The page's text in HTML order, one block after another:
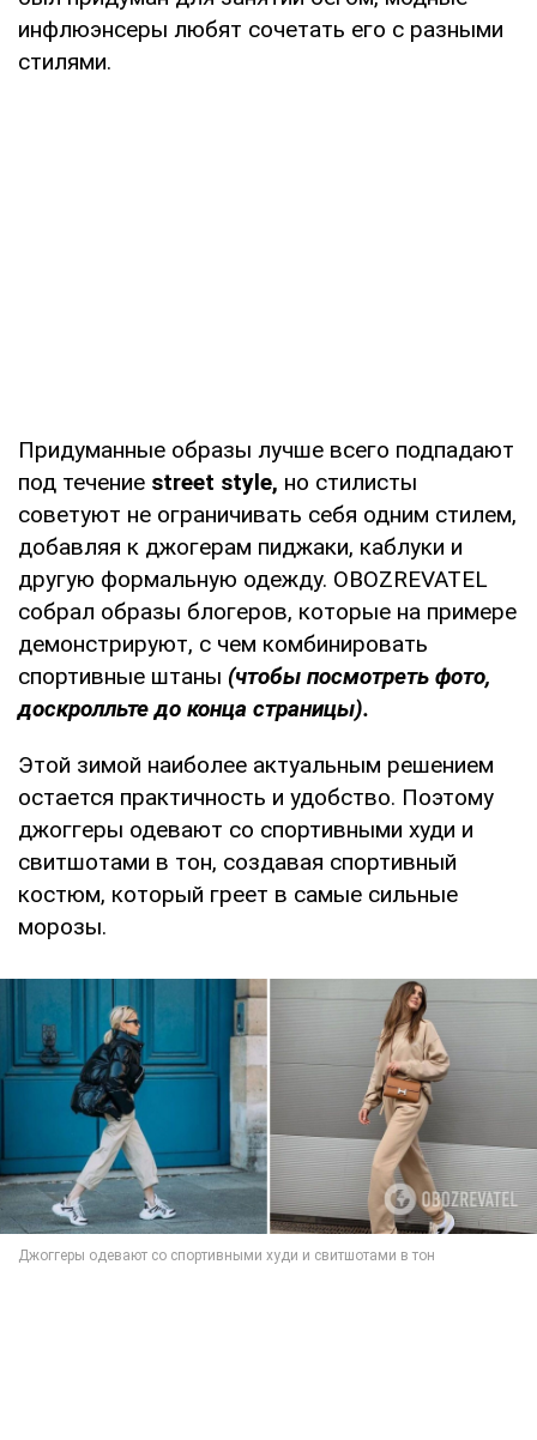
инфлюэнсеры любят сочетать его с разными
стилями.
Придуманные образы лучше всего подпадают
под течение street style, но стилисты
советуют не ограничивать себя одним стилем,
добавляя к джогерам пиджаки, каблуки и
другую формальную одежду. OBOZREVATEL
собрал образы блогеров, которые на примере
демонстрируют, с чем комбинировать
спортивные штаны (чтобы посмотреть фото,
доскролльте до конца страницы).
Этой зимой наиболее актуальным решением
остается практичность и удобство. Поэтому
джоггеры одевают со спортивными худи и
свитшотами в тон, создавая спортивный
костюм, который греет в самые сильные
морозы.